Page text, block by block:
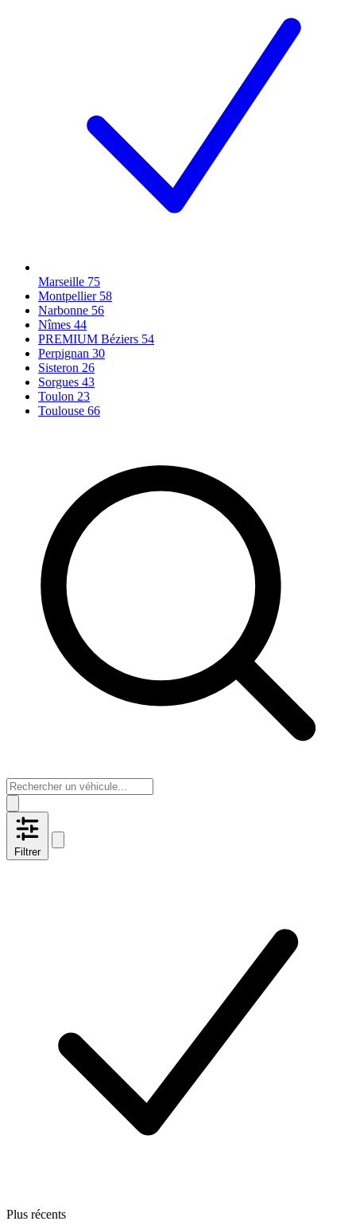
Marseille 75
Montpellier 58
Narbonne 56
Nîmes 44
PREMIUM Béziers 54
Perpignan 30
Sisteron 26
Sorgues 43
Toulon 23
Toulouse 66
Filtrer
Plus récents